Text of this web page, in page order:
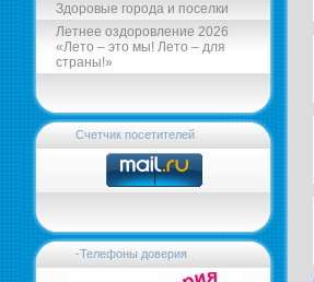
Здоровые города и поселки
Летнее оздоровление 2026
«Лето – это мы! Лето – для
страны!»
Счетчик посетителей
-Телефоны доверия